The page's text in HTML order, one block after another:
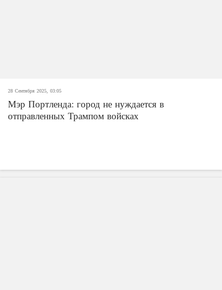
28 Сентября 2025, 03:05
Мэр Портленда: город не нуждается в
отправленных Трампом войсках